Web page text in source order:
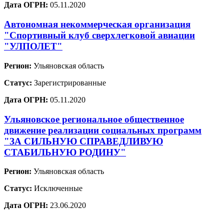
Дата ОГРН: 05.11.2020
Автономная некоммерческая организация
"Спортивный клуб сверхлегковой авиации
"УЛПОЛЕТ"
Регион: Ульяновская область
Статус: Зарегистрированные
Дата ОГРН: 05.11.2020
Ульяновское региональное общественное
движение реализации социальных программ
"ЗА СИЛЬНУЮ СПРАВЕДЛИВУЮ
СТАБИЛЬНУЮ РОДИНУ"
Регион: Ульяновская область
Статус: Исключенные
Дата ОГРН: 23.06.2020